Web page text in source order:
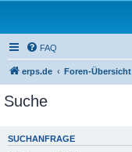
FAQ
erps.de Foren-Übersicht
Suche
SUCHANFRAGE